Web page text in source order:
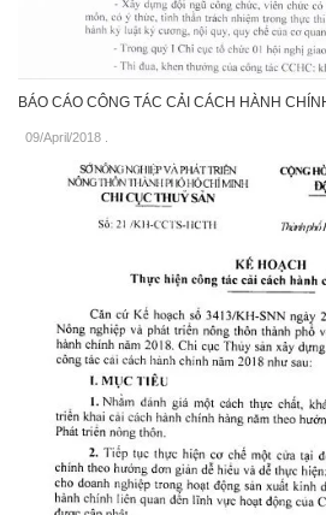
BÁO CÁO CÔNG TÁC CẢI CÁCH HÀNH
09/April/2018